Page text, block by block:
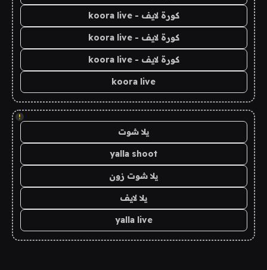
كورة لايف - koora live
كورة لايف - koora live
كورة لايف - koora live
koora live
!
يلا شوت
yalla shoot
يلا شوت زون
يلا لايف
yalla live